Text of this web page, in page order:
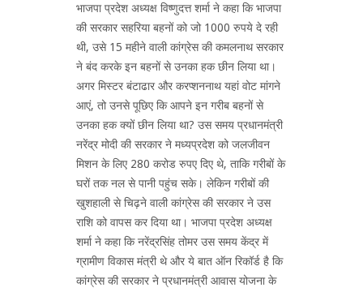
भाजपा प्रदेश अध्यक्ष विष्णुदत्त शर्मा ने कहा कि भाजपा
की सरकार सहरिया बहनों को जो 1000 रुपये दे रही
थी, उसे 15 महीने वाली कांग्रेस की कमलनाथ सरकार
ने बंद करके इन बहनों से उनका हक छीन लिया था।
अगर मिस्टर बंटाढार और करप्शननाथ यहां वोट मांगने
आएं, तो उनसे पूछिए कि आपने इन गरीब बहनों से
उनका हक क्यों छीन लिया था? उस समय प्रधानमंत्री
नरेंद्र मोदी की सरकार ने मध्यप्रदेश को जलजीवन
मिशन के लिए 280 करोड रुपए दिए थे, ताकि गरीबों के
घरों तक नल से पानी पहुंच सके। लेकिन गरीबों की
खुशहाली से चिढ़ने वाली कांग्रेस की सरकार ने उस
राशि को वापस कर दिया था। भाजपा प्रदेश अध्यक्ष
शर्मा ने कहा कि नरेंद्रसिंह तोमर उस समय केंद्र में
ग्रामीण विकास मंत्री थे और ये बात ऑन रिकॉर्ड है कि
कांग्रेस की सरकार ने प्रधानमंत्री आवास योजना के